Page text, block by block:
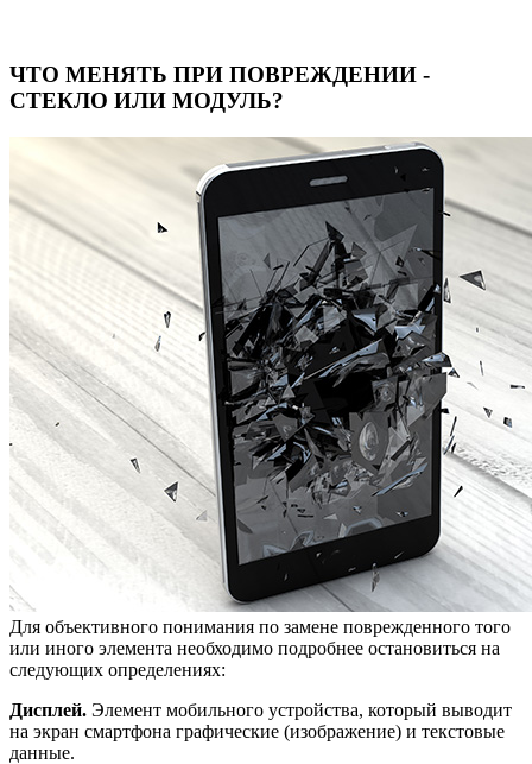
ЧТО МЕНЯТЬ ПРИ ПОВРЕЖДЕНИИ -
СТЕКЛО ИЛИ МОДУЛЬ?
Для объективного понимания по замене поврежденного того
или иного элемента необходимо подробнее остановиться на
следующих определениях:
Дисплей. Элемент мобильного устройства, который выводит
на экран смартфона графические (изображение) и текстовые
данные.